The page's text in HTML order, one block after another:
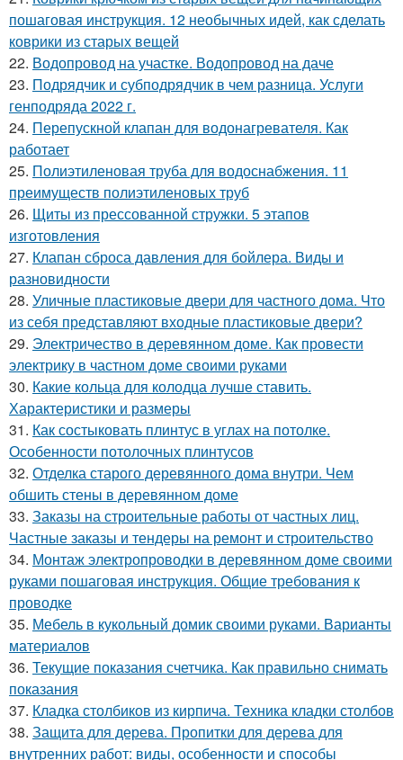
пошаговая инструкция. 12 необычных идей, как сделать
коврики из старых вещей
22. Водопровод на участке. Водопровод на даче
23. Подрядчик и субподрядчик в чем разница. Услуги
генподряда 2022 г.
24. Перепускной клапан для водонагревателя. Как
работает
25. Полиэтиленовая труба для водоснабжения. 11
преимуществ полиэтиленовых труб
26. Щиты из прессованной стружки. 5 этапов
изготовления
27. Клапан сброса давления для бойлера. Виды и
разновидности
28. Уличные пластиковые двери для частного дома. Что
из себя представляют входные пластиковые двери?
29. Электричество в деревянном доме. Как провести
электрику в частном доме своими руками
30. Какие кольца для колодца лучше ставить.
Характеристики и размеры
31. Как состыковать плинтус в углах на потолке.
Особенности потолочных плинтусов
32. Отделка старого деревянного дома внутри. Чем
обшить стены в деревянном доме
33. Заказы на строительные работы от частных лиц.
Частные заказы и тендеры на ремонт и строительство
34. Монтаж электропроводки в деревянном доме своими
руками пошаговая инструкция. Общие требования к
проводке
35. Мебель в кукольный домик своими руками. Варианты
материалов
36. Текущие показания счетчика. Как правильно снимать
показания
37. Кладка столбиков из кирпича. Техника кладки столбов
38. Защита для дерева. Пропитки для дерева для
внутренних работ: виды, особенности и способы